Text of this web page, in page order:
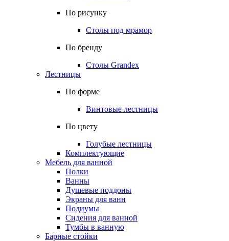
По рисунку
Столы под мрамор
По бренду
Столы Grandex
Лестницы
По форме
Винтовые лестницы
По цвету
Голубые лестницы
Комплектующие
Мебель для ванной
Полки
Ванны
Душевые поддоны
Экраны для ванн
Подиумы
Сидения для ванной
Тумбы в ванную
Барные стойки